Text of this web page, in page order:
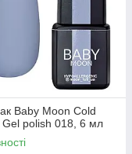
Baby Moon Cold
Gel polish 018, 6 мл